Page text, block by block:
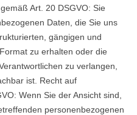
Art. 20 DSGVO: Sie
Daten, die Sie uns
gängigen und
zu erhalten oder die
zu verlangen,
ist. Recht auf
Wenn Sie der Ansicht sind,
personenbezogenen